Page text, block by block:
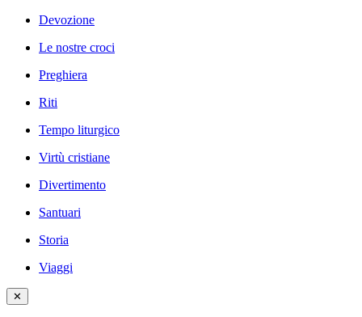
Devozione
Le nostre croci
Preghiera
Riti
Tempo liturgico
Virtù cristiane
Divertimento
Santuari
Storia
Viaggi
✕